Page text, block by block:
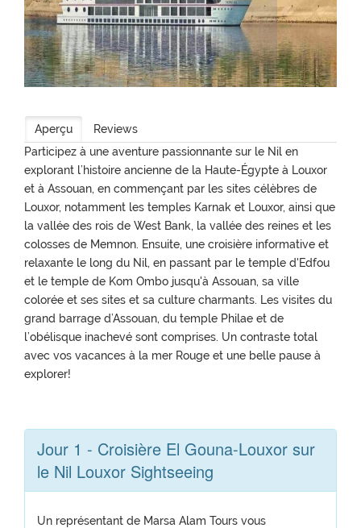
Aperçu
Reviews
Participez à une aventure passionnante sur le Nil en
explorant l’histoire ancienne de la Haute-Égypte à Louxor
et à Assouan, en commençant par les sites célèbres de
Louxor, notamment les temples Karnak et Louxor, ainsi que
la vallée des rois de West Bank, la vallée des reines et les
colosses de Memnon. Ensuite, une croisière informative et
relaxante le long du Nil, en passant par le temple d'Edfou
et le temple de Kom Ombo jusqu'à Assouan, sa ville
colorée et ses sites et sa culture charmants. Les visites du
grand barrage d’Assouan, du temple Philae et de
l’obélisque inachevé sont comprises. Un contraste total
avec vos vacances à la mer Rouge et une belle pause à
explorer!
Jour 1 - Croisière El Gouna-Louxor sur
le Nil Louxor Sightseeing
Un représentant de Marsa Alam Tours vous